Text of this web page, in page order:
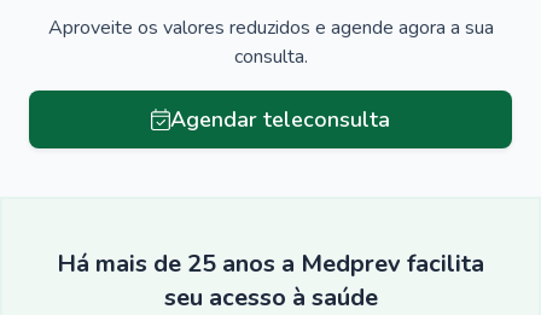
Aproveite os valores reduzidos e agende agora a sua
consulta.
Agendar teleconsulta
Há mais de 25 anos a Medprev facilita
seu acesso à saúde